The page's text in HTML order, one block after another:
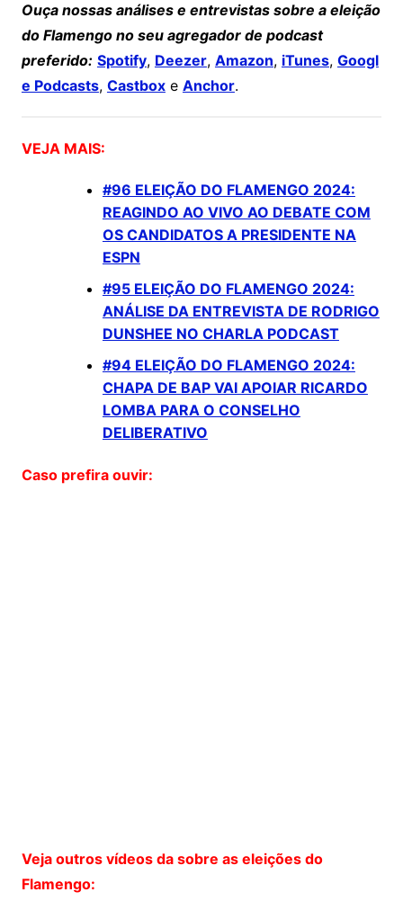
Ouça nossas análises e entrevistas sobre a eleição
do Flamengo no seu agregador de podcast
preferido: Spotify, Deezer, Amazon, iTunes, Googl
e Podcasts, Castboxe Anchor.
VEJA MAIS:
#96 ELEIÇÃO DO FLAMENGO 2024:
REAGINDO AO VIVO AO DEBATE COM
OS CANDIDATOS A PRESIDENTE NA
ESPN
#95 ELEIÇÃO DO FLAMENGO 2024:
ANÁLISE DA ENTREVISTA DE RODRIGO
DUNSHEE NO CHARLA PODCAST
#94 ELEIÇÃO DO FLAMENGO 2024:
CHAPA DE BAP VAI APOIAR RICARDO
LOMBA PARA O CONSELHO
DELIBERATIVO
Caso prefira ouvir:
Veja outros vídeos da sobre as eleições do
Flamengo: